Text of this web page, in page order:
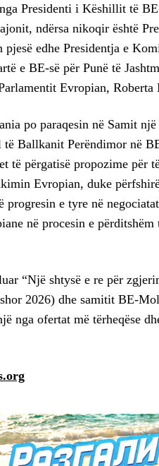
Presidenti i Këshillit të
ndërsa nikoqir është
pjesë edhe Presidentja e
e BE-së për Punë të
Evropian, Roberta
po paraqesin në Samit
Ballkanit Perëndimor në
të përgatisë propozime për
Evropian, duke
progresin e tyre në
në procesin e
“Një shtysë e re për
2026) dhe samitit BE-
nga ofertat më tërheqëse